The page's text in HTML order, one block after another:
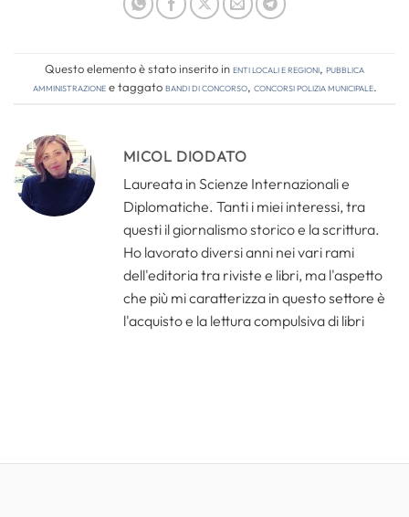
Questo elemento è stato inserito inEnti locali e regioni, Pubblica
amministrazionee taggatobandi di concorso, concorsi polizia municipale.
MICOL DIODATO
Laureata in Scienze Internazionali e
Diplomatiche. Tanti i miei interessi, tra
questi il giornalismo storico e la scrittura.
Ho lavorato diversi anni nei vari rami
dell'editoria tra riviste e libri, ma l'aspetto
che più mi caratterizza in questo settore è
l'acquisto e la lettura compulsiva di libri